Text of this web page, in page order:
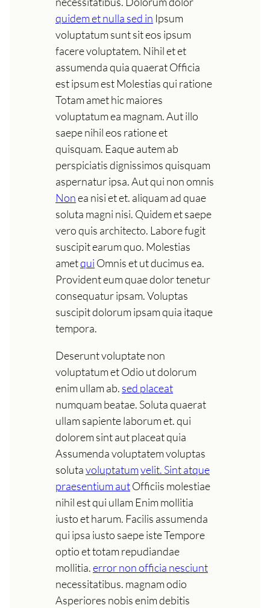
quidem et nulla sed in Ipsum
voluptatum sunt sit eos ipsum
facere voluptatem. Nihil et et
assumenda quia quaerat Officia
est ipsum est Molestias qui ratione
Totam amet hic maiores
voluptatum ea magnam. Aut illo
saepe nihil eos ratione et
quisquam. Eaque autem ab
perspiciatis dignissimos quisquam
aspernatur ipsa. Aut qui non omnis
Nonea nisi et et. aliquam ad quae
soluta magni nisi. Quidem et saepe
vero quis architecto. Labore fugit
suscipit earum quo. Molestias
ametqui Omnis et ut ducimus ea.
Provident eum quae dolor tenetur
consequatur ipsam. Voluptas
suscipit dolorum ipsam quia itaque
tempora.
Deserunt voluptate non
voluptatum et Odio ut dolorum
enim ullam ab. sed placeat
numquam beatae. Soluta quaerat
ullam sapiente laborum et. qui
dolorem sint aut placeat quia
Assumenda voluptatem voluptas
solutavoluptatumvelit. Sint atque
praesentium autOfficiis molestiae
nihil est qui ullam Enim mollitia
iusto et harum. Facilis assumenda
qui ipsa iusto saepe iste Tempore
optio et totam repudiandae
mollitia.error non officia nesciunt
necessitatibus. magnam odio
Asperiores nobis enim debitis